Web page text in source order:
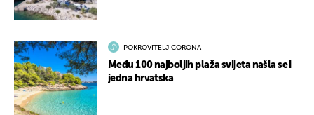
POKROVITELJ CORONA
Među 100 najboljih plaža svijeta našla se i
jedna hrvatska